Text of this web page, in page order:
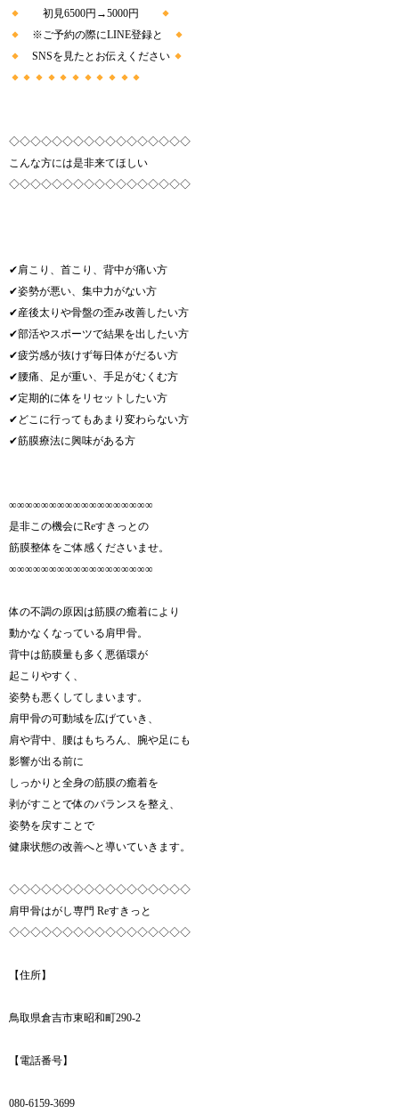
初見6500円→5000円
※ご予約の際にLINE登録と
SNSを見たとお伝えください
◇◇◇◇◇◇◇◇◇◇◇◇◇◇◇◇◇
こんな方には是非来てほしい
◇◇◇◇◇◇◇◇◇◇◇◇◇◇◇◇◇
✔︎肩こり、首こり、背中が痛い方
✔︎姿勢が悪い、集中力がない方
✔︎産後太りや骨盤の歪み改善したい方
✔︎部活やスポーツで結果を出したい方
✔︎疲労感が抜けず毎日体がだるい方
✔︎腰痛、足が重い、手足がむくむ方
✔︎定期的に体をリセットしたい方
✔︎どこに行ってもあまり変わらない方
✔︎筋膜療法に興味がある方
∞∞∞∞∞∞∞∞∞∞∞∞∞∞∞∞∞∞
是非この機会にReすきっとの
筋膜整体をご体感くださいませ。
∞∞∞∞∞∞∞∞∞∞∞∞∞∞∞∞∞∞
体の不調の原因は筋膜の癒着により
動かなくなっている肩甲骨。
背中は筋膜量も多く悪循環が
起こりやすく、
姿勢も悪くしてしまいます。
肩甲骨の可動域を広げていき、
肩や背中、腰はもちろん、腕や足にも
影響が出る前に
しっかりと全身の筋膜の癒着を
剥がすことで体のバランスを整え、
姿勢を戻すことで
健康状態の改善へと導いていきます。
◇◇◇◇◇◇◇◇◇◇◇◇◇◇◇◇◇
肩甲骨はがし専門 Reすきっと
◇◇◇◇◇◇◇◇◇◇◇◇◇◇◇◇◇
【住所】
鳥取県倉吉市東昭和町290-2
【電話番号】
080-6159-3699